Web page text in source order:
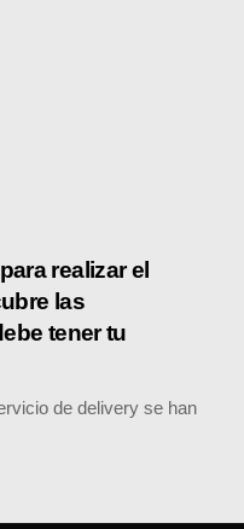
realizar el
las
tener tu
de delivery se han